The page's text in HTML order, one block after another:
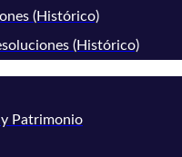
(Histórico)
(Histórico)
Patrimonio